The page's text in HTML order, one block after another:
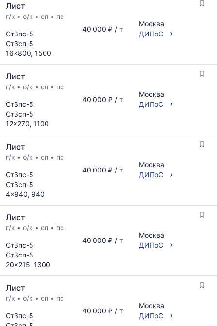
прайс-
листов
поставщиков
за
последний
месяц.
рассчитывается
по
предложениям
и
обновляется
по
мере
обновления
листов.
цен
на
указанием
ГОСТ,
размеров
поставщиков
запросу
Лист
г/к • о/к • сп • пс
Ст3пс-5
Ст3сп-5
16x800, 1500
40 000 ₽ / т
Москва
ДИПоС
›
Лист
г/к • о/к • сп • пс
Ст3пс-5
Ст3сп-5
12x270, 1100
40 000 ₽ / т
Москва
ДИПоС
›
Лист
г/к • о/к • сп • пс
Ст3пс-5
Ст3сп-5
4x940, 940
40 000 ₽ / т
Москва
ДИПоС
›
Лист
г/к • о/к • сп • пс
Ст3пс-5
Ст3сп-5
20x215, 1300
40 000 ₽ / т
Москва
ДИПоС
›
Лист
г/к • о/к • сп • пс
Ст3пс-5
40 000 ₽ / т
Москва
ДИПоС
›